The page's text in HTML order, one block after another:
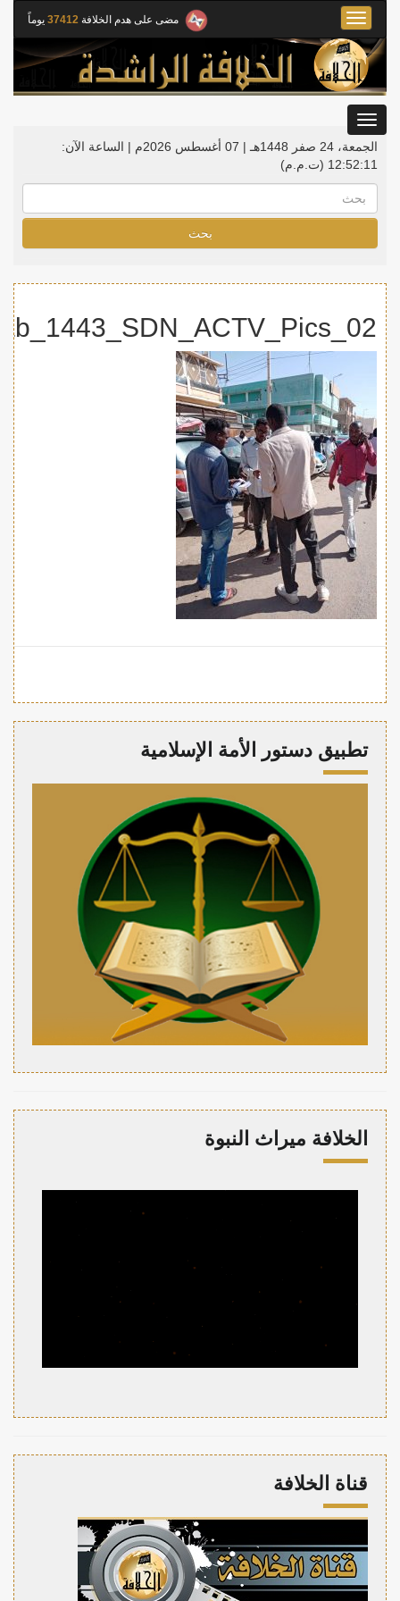
مضى على هدم الخلافة 37412 يوماً
Toggle
navigation
الجمعة، 24 صفر 1448هـ | 07 أغسطس 2026م |
الساعة الآن:
12:52:11 (ت.م.م)
بحث
تطبيق دستور الأمة الإسلامية
الخلافة ميراث النبوة
قناة الخلافة